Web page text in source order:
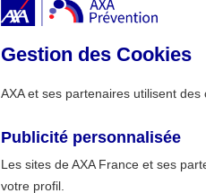
Gestion des Cookies
AXA et ses partenaires utilisent
Publicité personnalisée
Les sites de AXA France et ses
votre profil.